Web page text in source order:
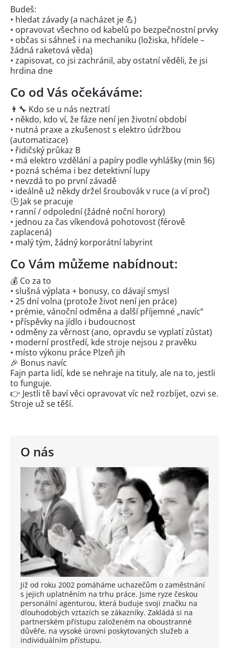
O nás
Již od roku 2002 pomáháme uchazečům o zaměstnání
s jejich uplatněním na trhu práce. Jsme ryze českou
personální agenturou, která buduje svoji značku na
dlouhodobých vztazích se zákazníky. Zakládá si na
partnerském přístupu založeném na oboustranné
důvěře, na vysoké úrovni poskytovaných služeb a
individuálním přístupu.
Budeš:
• hledat závady (a nacházet je 💪)
• opravovat všechno od kabelů po bezpečnostní prvky
• občas si sáhneš i na mechaniku (ložiska, hřídele –
žádná raketová věda)
• zapisovat, co jsi zachránil, aby ostatní věděli, že jsi
hrdina dne
Co od Vás očekáváme:
👨‍🔧 Kdo se u nás neztratí
• někdo, kdo ví, že fáze není jen životní období
• nutná praxe a zkušenost s elektro údržbou
(automatizace)
• řidičský průkaz B
• má elektro vzdělání a papíry podle vyhlášky (min §6)
• pozná schéma i bez detektivní lupy
• nevzdá to po první závadě
• ideálně už někdy držel šroubovák v ruce (a ví proč)
🕒 Jak se pracuje
• ranní / odpolední (žádné noční horory)
• jednou za čas víkendová pohotovost (férově
zaplacená)
• malý tým, žádný korporátní labyrint
Co Vám můžeme nabídnout:
💰 Co za to
• slušná výplata + bonusy, co dávají smysl
• 25 dní volna (protože život není jen práce)
• prémie, vánoční odměna a další příjemné „navíc“
• příspěvky na jídlo i budoucnost
• odměny za věrnost (ano, opravdu se vyplatí zůstat)
• moderní prostředí, kde stroje nejsou z pravěku
• místo výkonu práce Plzeň jih
🎉 Bonus navíc
Fajn parta lidí, kde se nehraje na tituly, ale na to, jestli
to funguje.
👉 Jestli tě baví věci opravovat víc než rozbíjet, ozvi se.
Stroje už se těší.